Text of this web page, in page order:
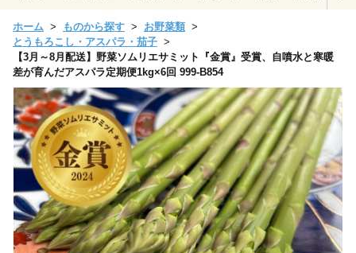
ホーム ものから探す
お野菜類
とうもろこし・アスパラ・茄子
【3月～8月配送】野菜ソムリエサミット『金賞』受賞、自噴水と寒暖
差が育んだアスパラ定期便1kg×6回 999-B854